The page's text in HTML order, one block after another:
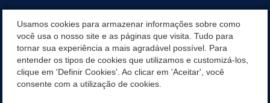
VISITE SÃO VICENTE
INSTITUCIONAL
Usamos cookies para armazenar informações sobre como
você usa o nosso site e as páginas que visita. Tudo para
tornar sua experiência a mais agradável possível. Para
entender os tipos de cookies que utilizamos e customizá-los,
clique em 'Definir Cookies'. Ao clicar em 'Aceitar', você
consente com a utilização de cookies.